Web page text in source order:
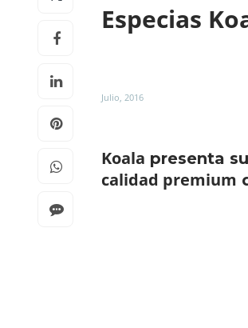
Especias
Julio, 2016
Koala presenta
calidad premium